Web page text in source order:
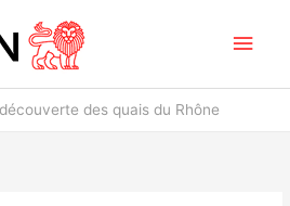
des quais du Rhône